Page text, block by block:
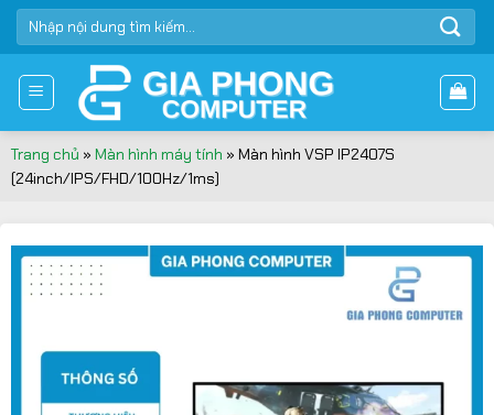
Bỏ
qua
dung
TÌM
KIẾM:
Trang chủ » Màn hình máy tính » Màn hình VSP IP2407S
(24inch/IPS/FHD/100Hz/1ms)